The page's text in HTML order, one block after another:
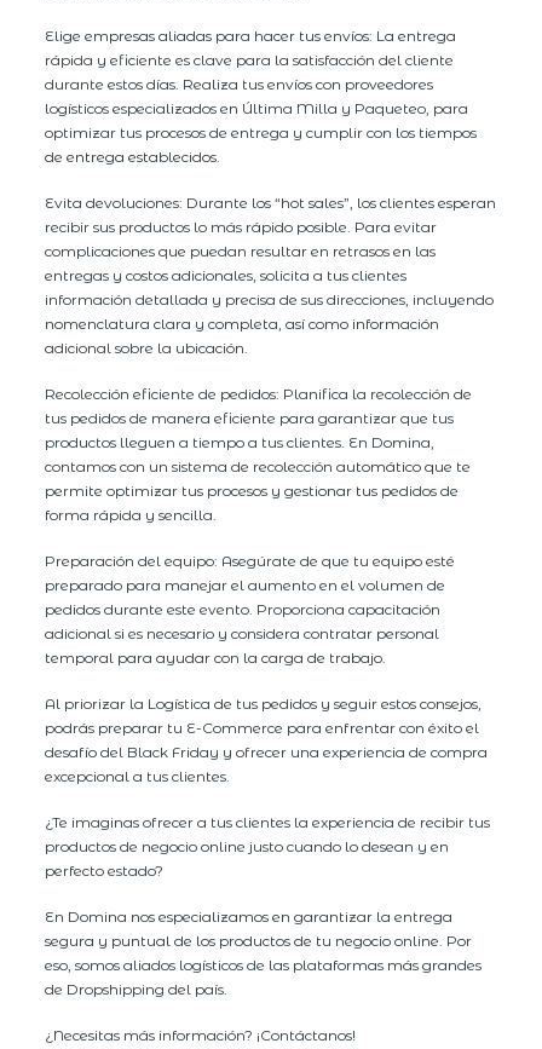
Elige empresas aliadas para hacer tus envíos: La entrega
rápida y eficiente es clave para la satisfacción del cliente
durante estos días. Realiza tus envíos con proveedores
logísticos especializados en Última Milla y Paqueteo, para
optimizar tus procesos de entrega y cumplir con los tiempos
de entrega establecidos.
Evita devoluciones: Durante los “hot sales”, los clientes esperan
recibir sus productos lo más rápido posible. Para evitar
complicaciones que puedan resultar en retrasos en las
entregas y costos adicionales, solicita a tus clientes
información detallada y precisa de sus direcciones, incluyendo
nomenclatura clara y completa, así como información
adicional sobre la ubicación.
Recolección eficiente de pedidos: Planifica la recolección de
tus pedidos de manera eficiente para garantizar que tus
productos lleguen a tiempo a tus clientes. En Domina,
contamos con un sistema de recolección automático que te
permite optimizar tus procesos y gestionar tus pedidos de
forma rápida y sencilla.
Preparación del equipo: Asegúrate de que tu equipo esté
preparado para manejar el aumento en el volumen de
pedidos durante este evento. Proporciona capacitación
adicional si es necesario y considera contratar personal
temporal para ayudar con la carga de trabajo.
Al priorizar la Logística de tus pedidos y seguir estos consejos,
podrás preparar tu E-Commerce para enfrentar con éxito el
desafío del Black Friday y ofrecer una experiencia de compra
excepcional a tus clientes.
¿Te imaginas ofrecer a tus clientes la experiencia de recibir tus
productos de negocio online justo cuando lo desean y en
perfecto estado?
En Domina nos especializamos en garantizar la entrega
segura y puntual de los productos de tu negocio online. Por
eso, somos aliados logísticos de las plataformas más grandes
de Dropshipping del país.
¿Necesitas más información? ¡Contáctanos!